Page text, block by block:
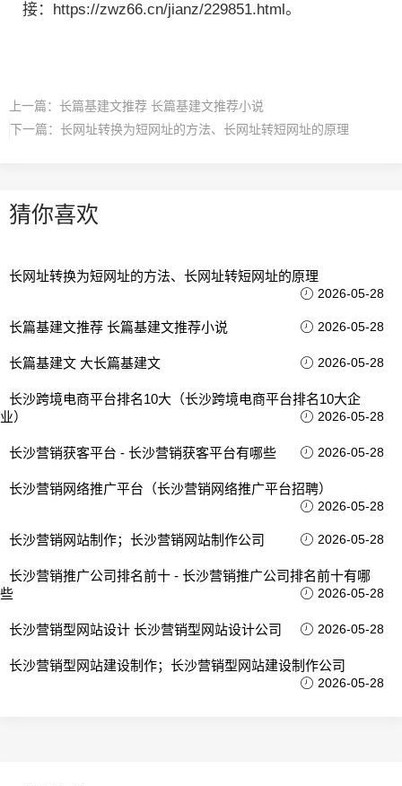
接：https://zwz66.cn/jianz/229851.html。
上一篇： 长篇基建文推荐 长篇基建文推荐小说
下一篇： 长网址转换为短网址的方法、长网址转短网址的原理
猜你喜欢
长网址转换为短网址的方法、长网址转短网址的原理
2026-05-28
长篇基建文推荐 长篇基建文推荐小说 2026-05-28
长篇基建文 大长篇基建文 2026-05-28
长沙跨境电商平台排名10大（长沙跨境电商平台排名10大企
业）
2026-05-28
长沙营销获客平台 - 长沙营销获客平台有哪些 2026-05-28
长沙营销网络推广平台（长沙营销网络推广平台招聘）
2026-05-28
长沙营销网站制作；长沙营销网站制作公司 2026-05-28
长沙营销推广公司排名前十 - 长沙营销推广公司排名前十有哪
些
2026-05-28
长沙营销型网站设计 长沙营销型网站设计公司 2026-05-28
长沙营销型网站建设制作；长沙营销型网站建设制作公司
2026-05-28